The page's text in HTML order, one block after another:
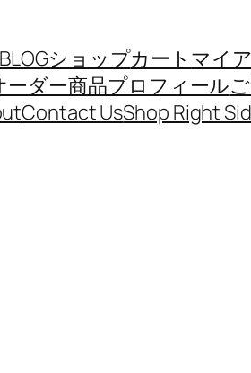
BLOGショップカート マイ
ダー商品プロフィール
Contact UsShop Right